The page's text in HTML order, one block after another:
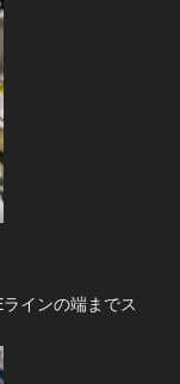
インの端までス